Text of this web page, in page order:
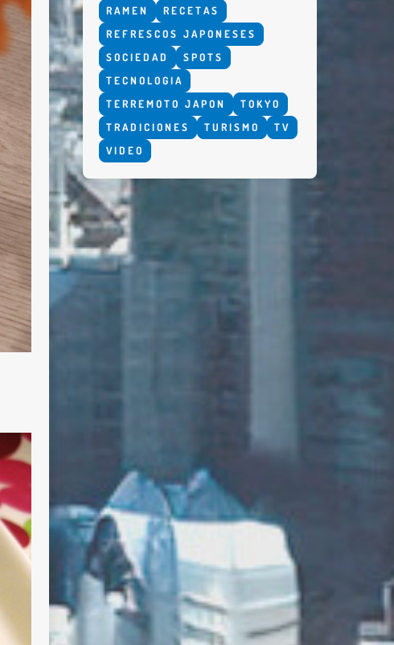
RAMEN
RECETAS
REFRESCOS JAPONESES
SOCIEDAD
SPOTS
TECNOLOGIA
TERREMOTO JAPON
TOKYO
TRADICIONES
TURISMO
TV
VIDEO